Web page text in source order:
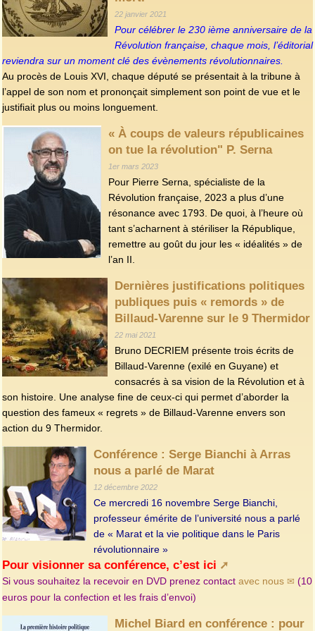
22 janvier 2021
Pour célébrer le 230 ième anniversaire de la
Révolution française, chaque mois, l’éditorial
reviendra sur un moment clé des évènements révolutionnaires.
Au procès de Louis XVI, chaque député se présentait à la tribune à
l’appel de son nom et prononçait simplement son point de vue et le
justifiait plus ou moins longuement.
« À coups de valeurs républicaines
on tue la révolution" P. Serna
1er mars 2023
Pour Pierre Serna, spécialiste de la
Révolution française, 2023 a plus d’une
résonance avec 1793. De quoi, à l’heure où
tant s’acharnent à stériliser la République,
remettre au goût du jour les « idéalités » de
l’an II.
Dernières justifications politiques
publiques puis « remords » de
Billaud-Varenne sur le 9 Thermidor
22 mai 2021
Bruno DECRIEM présente trois écrits de
Billaud-Varenne (exilé en Guyane) et
consacrés à sa vision de la Révolution et à
son histoire. Une analyse fine de ceux-ci qui permet d’aborder la
question des fameux « regrets » de Billaud-Varenne envers son
action du 9 Thermidor.
Conférence : Serge Bianchi à Arras
nous a parlé de Marat
12 décembre 2022
Ce mercredi 16 novembre Serge Bianchi,
professeur émérite de l’université nous a parlé
de « Marat et la vie politique dans le Paris
révolutionnaire »
Pour visionner sa conférence, c’est ici
Si vous souhaitez la recevoir en DVD prenez contact avec nous
(10
euros pour la confection et les frais d’envoi)
Michel Biard en conférence : pour